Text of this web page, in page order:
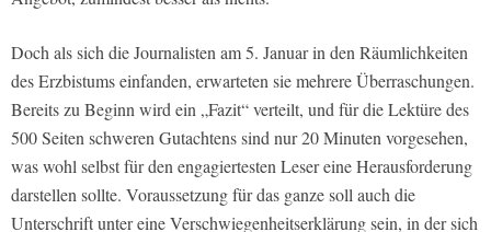
Doch als sich die Journalisten am 5. Januar in den Räumlichkeiten
des Erzbistums einfanden, erwarteten sie mehrere Überraschungen.
Bereits zu Beginn wird ein „Fazit“ verteilt, und für die Lektüre des
500 Seiten schweren Gutachtens sind nur 20 Minuten vorgesehen,
was wohl selbst für den engagiertesten Leser eine Herausforderung
darstellen sollte. Voraussetzung für das ganze soll auch die
Unterschrift unter eine Verschwiegenheitserklärung sein, in der sich